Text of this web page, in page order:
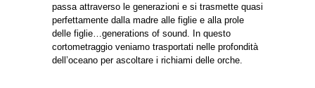
passa attraverso le generazioni e si trasmette quasi
perfettamente dalla madre alle figlie e alla prole
delle figlie…generations of sound.
In questo
cortometraggio veniamo trasportati nelle profondità
dell’oceano per ascoltare i richiami delle orche.